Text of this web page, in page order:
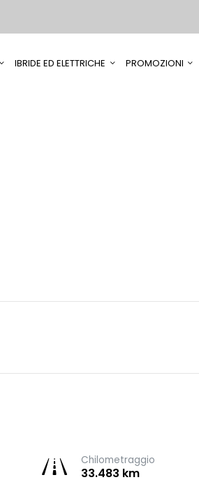
IBRIDE ED ELETTRICHE PROMOZIONI
Chilometraggio
33.483 km